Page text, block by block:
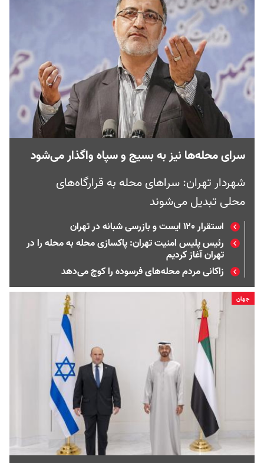
سرای محله‌ها نیز به بسیج و سپاه واگذار می‌شود
شهردار تهران: سراهای محله به قرارگاه‌های
محلی تبدیل می‌شوند
استقرار ۱۲۰ ایست و بازرسی شبانه در تهران
رئیس پلیس امنیت تهران: پاکسازی محله به محله را در
تهران آغاز کردیم
زاکانی مردم محله‌های فرسوده را کوچ می‌دهد
جهان